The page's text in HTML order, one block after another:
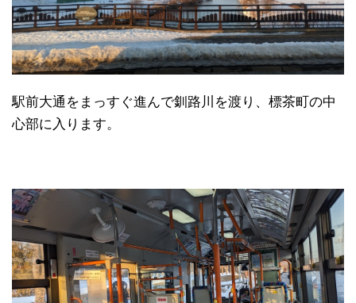
駅前大通をまっすぐ進んで釧路川を渡り、標茶町の中
心部に入ります。